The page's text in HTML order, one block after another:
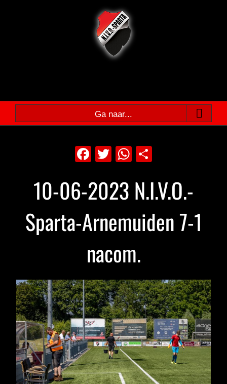
naar
inhoud
Ga naar...
Facebook
TwitterWhatsApp
10-06-2023 N.I.V.O.-
Sparta-Arnemuiden 7-1
nacom.